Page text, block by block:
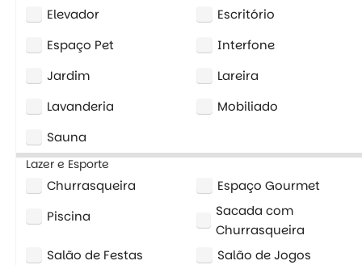
Elevador
Escritório
Espaço Pet
Interfone
Jardim
Lareira
Lavanderia
Mobiliado
Sauna
Lazer e Esporte
Churrasqueira
Espaço Gourmet
Piscina
Sacada com
Churrasqueira
Salão de Festas
Salão de Jogos